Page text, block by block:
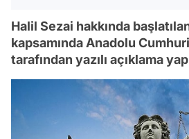
Halil Sezai hakkında
kapsamında Anadolu
tarafından yazılı açıklama